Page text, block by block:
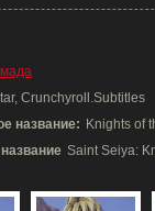
Crunchyroll.Subtitles
название: Knights of
Saint Seiya: